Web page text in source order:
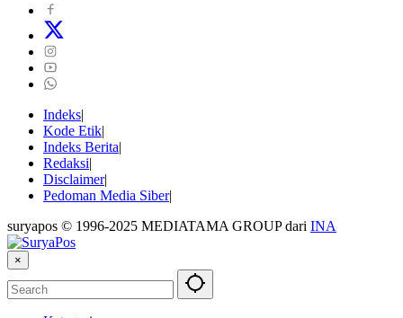
Indeks
Kode Etik
Indeks Berita
Redaksi
Disclaimer
Pedoman Media Siber
suryapos © 1996-2025 MEDIATAMA GROUP dari INA
×